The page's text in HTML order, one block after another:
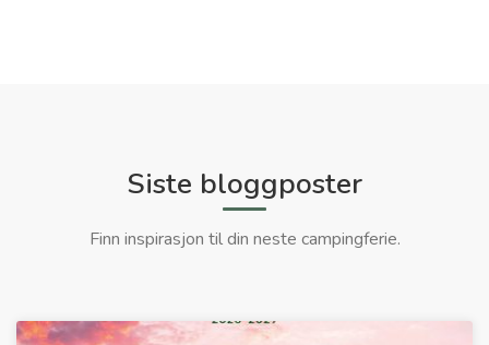
Siste bloggposter
Finn inspirasjon til din neste campingferie.